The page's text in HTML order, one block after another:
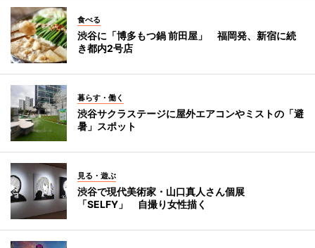
食べる
渋谷に「博多もつ鍋 前田屋」 福岡発、新宿に続
き都内2号店
暮らす・働く
渋谷サクラステージに屋外エアコンやミストの「避
暑」スポット
見る・遊ぶ
渋谷で現代美術家・山口真人さん個展
「SELFY」 自撮り女性描く